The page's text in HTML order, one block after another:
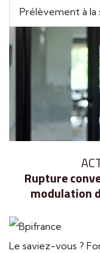
Prélèvement à la
Rupture
modulation
Le saviez-vous ?